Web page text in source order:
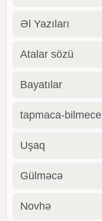
Əl Yazıları
Atalar sözü
Bayatılar
tapmaca-bilmece
Uşaq
Gülməcə
Novhə